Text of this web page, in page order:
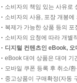
소비자의 책임 있는 사유로
소비자의 사용, 포장 개봉
복제가 가능한 상품 등의
소비자의 요청에 따라 개별
디지털 컨텐츠인 eBook,
eBook 대여 상품은 대여 기
모바일 쿠폰 등록 후 취소/
중고상품이 구매확정(자동